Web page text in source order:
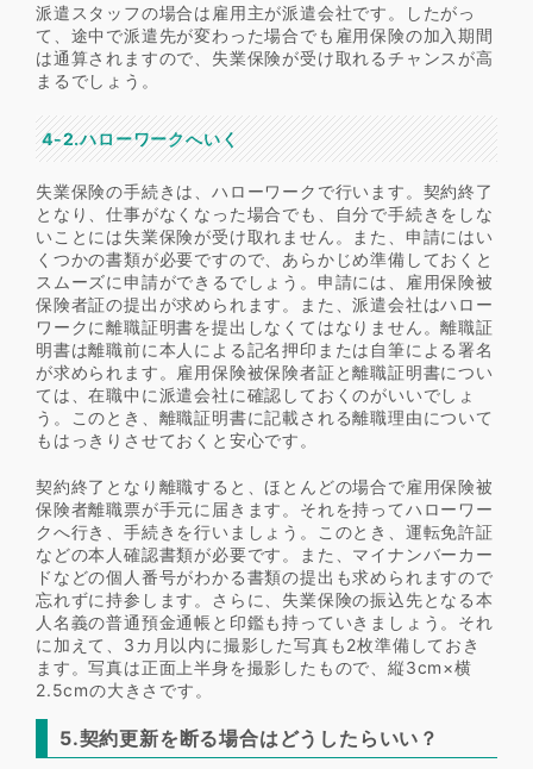
派遣スタッフの場合は雇用主が派遣会社です。したがっ
て、途中で派遣先が変わった場合でも雇用保険の加入期間
は通算されますので、失業保険が受け取れるチャンスが高
まるでしょう。
4-2.ハローワークへいく
失業保険の手続きは、ハローワークで行います。契約終了
となり、仕事がなくなった場合でも、自分で手続きをしな
いことには失業保険が受け取れません。また、申請にはい
くつかの書類が必要ですので、あらかじめ準備しておくと
スムーズに申請ができるでしょう。申請には、雇用保険被
保険者証の提出が求められます。また、派遣会社はハロー
ワークに離職証明書を提出しなくてはなりません。離職証
明書は離職前に本人による記名押印または自筆による署名
が求められます。雇用保険被保険者証と離職証明書につい
ては、在職中に派遣会社に確認しておくのがいいでしょ
う。このとき、離職証明書に記載される離職理由について
もはっきりさせておくと安心です。
契約終了となり離職すると、ほとんどの場合で雇用保険被
保険者離職票が手元に届きます。それを持ってハローワー
クへ行き、手続きを行いましょう。このとき、運転免許証
などの本人確認書類が必要です。また、マイナンバーカー
ドなどの個人番号がわかる書類の提出も求められますので
忘れずに持参します。さらに、失業保険の振込先となる本
人名義の普通預金通帳と印鑑も持っていきましょう。それ
に加えて、3カ月以内に撮影した写真も2枚準備しておき
ます。写真は正面上半身を撮影したもので、縦3cm×横
2.5cmの大きさです。
5.契約更新を断る場合はどうしたらいい？